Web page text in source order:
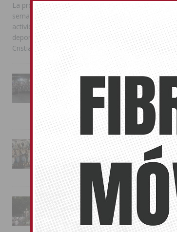
La programación reunió durante más de una
semana actos institucionales, conciertos,
actividades familiares, competiciones
deportivas y las celebraciones de Moros y
Cristianos
La Entrada Cristiana llena de
esplendor las calles de
Almoradí en una multitudinaria
jornada festera
02/08/2026
La magia de la Entrada Mora
conquista las calles de
Almoradí
01/08/2026
La fiesta se adueña de
Almoradí con la presentación
de los cargos festeros y la
toma del castillo